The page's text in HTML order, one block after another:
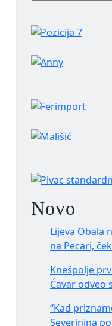
Novo
Lijeva Obala
na Pecari,
Knešpolje
Ćavar odveo
“Kad
Severinina